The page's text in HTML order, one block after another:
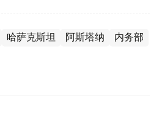
哈萨克斯坦 阿斯塔纳 内务部